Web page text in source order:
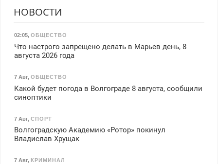
НОВОСТИ
02:05, ОБЩЕСТВО
Что настрого запрещено делать в Марьев день, 8
августа 2026 года
7 Авг, ОБЩЕСТВО
Какой будет погода в Волгограде 8 августа, сообщили
синоптики
7 Авг, СПОРТ
Волгоградскую Академию «Ротор» покинул
Владислав Хрущак
7 Авг, КРИМИНАЛ